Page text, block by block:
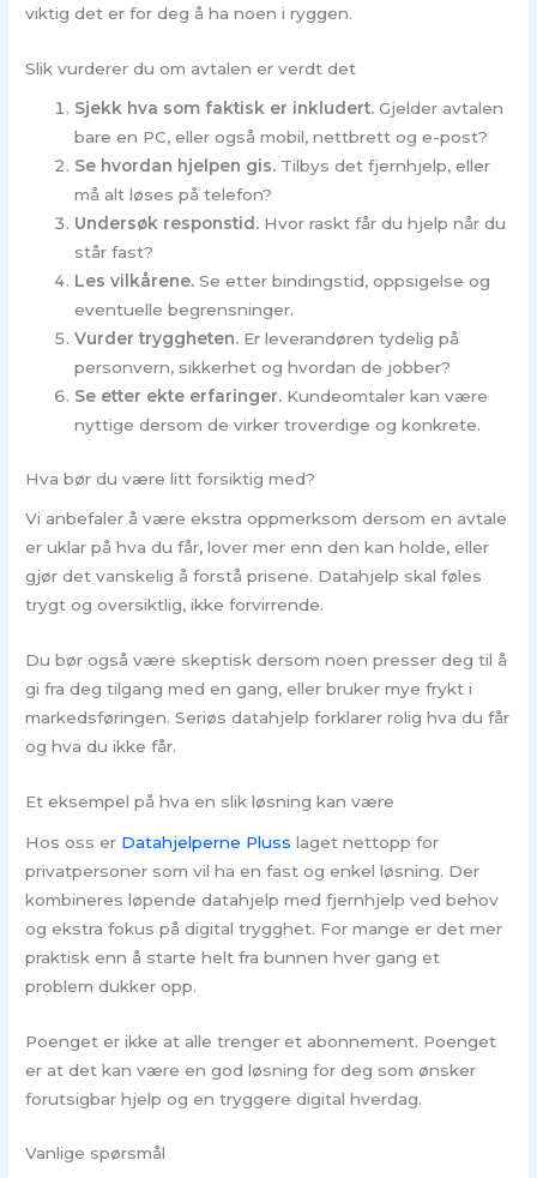
viktig det er for deg å ha noen i ryggen.
Slik vurderer du om avtalen er verdt det
Sjekk hva som faktisk er inkludert. Gjelder avtalen
bare en PC, eller også mobil, nettbrett og e-post?
Se hvordan hjelpen gis. Tilbys det fjernhjelp, eller
må alt løses på telefon?
Undersøk responstid. Hvor raskt får du hjelp når du
står fast?
Les vilkårene. Se etter bindingstid, oppsigelse og
eventuelle begrensninger.
Vurder tryggheten. Er leverandøren tydelig på
personvern, sikkerhet og hvordan de jobber?
Se etter ekte erfaringer. Kundeomtaler kan være
nyttige dersom de virker troverdige og konkrete.
Hva bør du være litt forsiktig med?
Vi anbefaler å være ekstra oppmerksom dersom en avtale
er uklar på hva du får, lover mer enn den kan holde, eller
gjør det vanskelig å forstå prisene. Datahjelp skal føles
trygt og oversiktlig, ikke forvirrende.
Du bør også være skeptisk dersom noen presser deg til å
gi fra deg tilgang med en gang, eller bruker mye frykt i
markedsføringen. Seriøs datahjelp forklarer rolig hva du får
og hva du ikke får.
Et eksempel på hva en slik løsning kan være
Hos oss er Datahjelperne Pluss laget nettopp for
privatpersoner som vil ha en fast og enkel løsning. Der
kombineres løpende datahjelp med fjernhjelp ved behov
og ekstra fokus på digital trygghet. For mange er det mer
praktisk enn å starte helt fra bunnen hver gang et
problem dukker opp.
Poenget er ikke at alle trenger et abonnement. Poenget
er at det kan være en god løsning for deg som ønsker
forutsigbar hjelp og en tryggere digital hverdag.
Vanlige spørsmål